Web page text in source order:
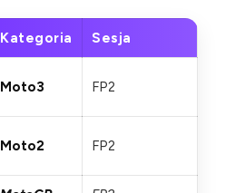
Kategoria Sesja
Moto3 FP2
Moto2 FP2